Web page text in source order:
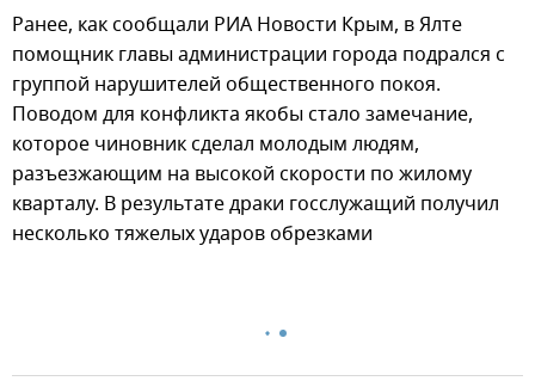
Ранее, как сообщали РИА Новости Крым, в Ялте
помощник главы администрации города подрался с
группой нарушителей общественного покоя.
Поводом для конфликта якобы стало замечание,
которое чиновник сделал молодым людям,
разъезжающим на высокой скорости по жилому
кварталу. В результате драки госслужащий получил
несколько тяжелых ударов обрезками